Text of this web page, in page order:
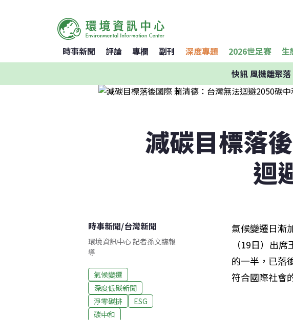
時事新聞 評論 專欄 副刊 深度專題 2026世足賽 生
快訊風機離聚
減碳目標落
迴
時事新聞/台灣新聞
環境資訊中心 記者孫文臨報
導
氣候變遷
深度低碳新聞
淨零碳排
ESG
碳中和
氣候變遷日漸
（19日）出
的一半，已落
符合國際社會